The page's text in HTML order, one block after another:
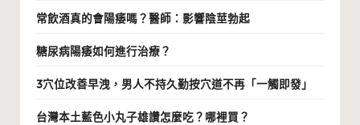
常飲酒真的會陽痿嗎？醫師：影響陰莖勃起
糖尿病陽痿如何進行治療？
3穴位改善早洩，男人不持久勤按穴道不再「一觸即發」
台灣本土藍色小丸子雄讚怎麼吃？哪裡買？